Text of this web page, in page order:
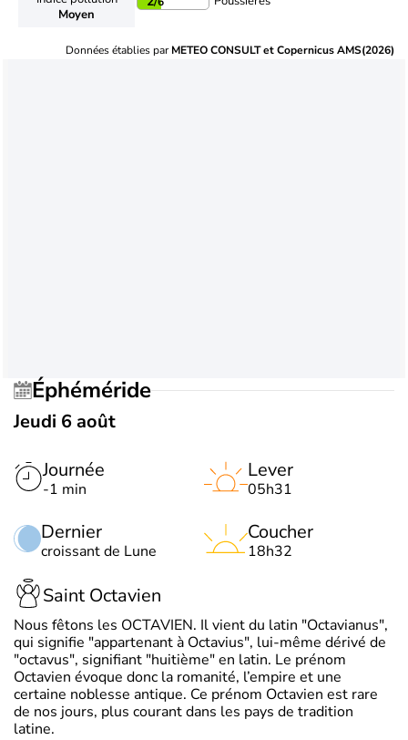
Moyen
Données établies parMETEO CONSULT et Copernicus AMS(2026)
Éphéméride
Jeudi 6 août
Journée
-1 min
Dernier
croissant de Lune
Lever
05h31
Coucher
18h32
Saint Octavien
Nous fêtons les OCTAVIEN. Il vient du latin "Octavianus",
qui signifie "appartenant à Octavius", lui-même dérivé de
"octavus", signifiant "huitième" en latin. Le prénom
Octavien évoque donc la romanité, l’empire et une
certaine noblesse antique. Ce prénom Octavien est rare
de nos jours, plus courant dans les pays de tradition
latine.